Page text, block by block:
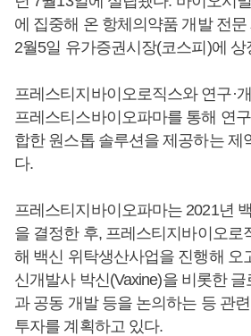
에 집중해 온 항체의약품 개발 전
2월5일 유가증권시장(코스피)에 상
프레스티지바이오로직스와 연구·
프레스티스바이오파마를 통해 연
합한 원스톱 솔루션을 제공하는 제
다.
프레스티지바이오파마는 2021년
을 결정한 후, 프레스티지바이오로
해 백신 위탁생산사업을 진행해 오
신개발사 박신(Vaxine)을 비롯한
과 공동 개발 등을 논의하는 등 관
투자를 계획하고 있다.